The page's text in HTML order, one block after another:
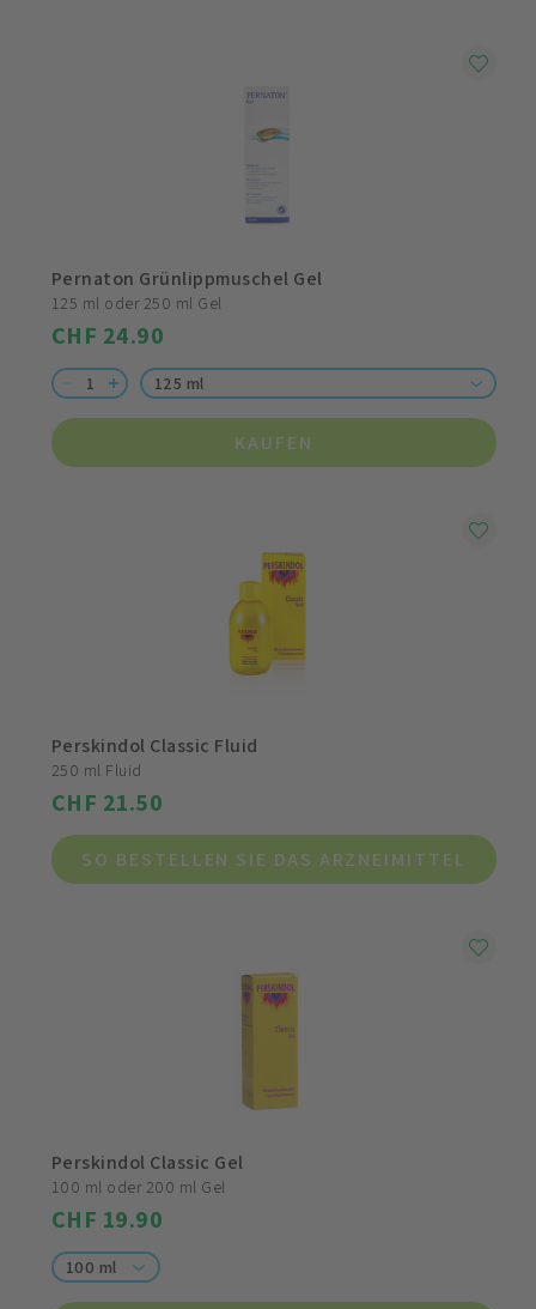
Pernaton Grünlippmuschel Gel
125 ml oder 250 ml Gel
CHF 24.90
125 ml
KAUFEN
Perskindol Classic Fluid
250 ml Fluid
CHF 21.50
SO BESTELLEN SIE DAS ARZNEIMITTEL
Perskindol Classic Gel
100 ml oder 200 ml Gel
CHF 19.90
100 ml